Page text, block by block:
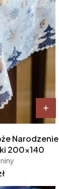
Narodzenie
200x140